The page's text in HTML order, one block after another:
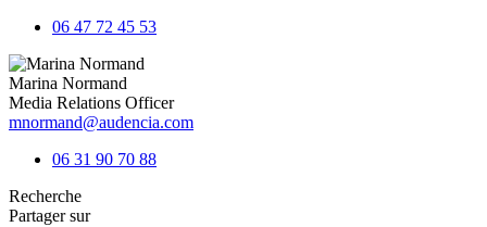
06 47 72 45 53
Marina Normand
Media Relations Officer
mnormand@audencia.com
06 31 90 70 88
Recherche
Partager sur